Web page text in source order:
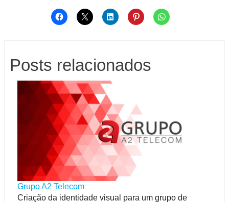
Posts relacionados
Grupo A2 Telecom
Criação da identidade visual para um grupo de